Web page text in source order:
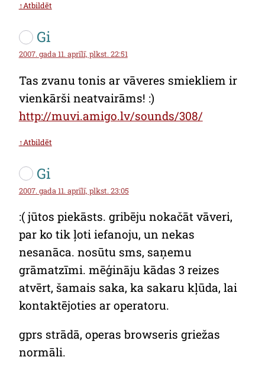
↑Atbildēt
Gi
2007. gada 11. aprīlī, plkst. 22:51
Tas zvanu tonis ar vāveres smiekliem ir
vienkārši neatvairāms! :)
http://muvi.amigo.lv/sounds/308/
↑Atbildēt
Gi
2007. gada 11. aprīlī, plkst. 23:05
:( jūtos piekāsts. gribēju nokačāt vāveri,
par ko tik ļoti iefanoju, un nekas
nesanāca. nosūtu sms, saņemu
grāmatzīmi. mēģināju kādas 3 reizes
atvērt, šamais saka, ka sakaru kļūda, lai
kontaktējoties ar operatoru.
gprs strādā, operas browseris griežas
normāli.